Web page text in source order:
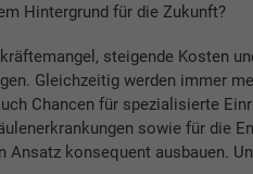
Hintergrund für die Zukunft?
steigende Kosten
Gleichzeitig werden immer
Chancen für spezialisierte
sowie für die
Ansatz konsequent ausbauen.